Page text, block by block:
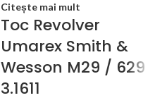
Citește mai mult
Toc Revolver
Umarex Smith &
Wesson M29 / 629
3.1611